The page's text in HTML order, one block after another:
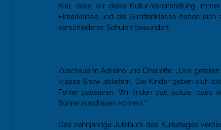
Klar, dass wir diese Kultur-Veranstaltung
Elmarklasse und die Giraffenklasse haben
verschiedener Schulen bewundert.
ZuschauerIn Adriano und Charlotte: „Uns
krasse Show abliefern. Die Kinder geben sich
Fehler passieren. Wir finden das spitze, dass
Bühne zuschauen können.“
Das zehnjährige Jubiläum des Kulturtages